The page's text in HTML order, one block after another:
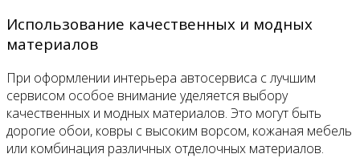
Использование качественных и модных
материалов
При оформлении интерьера автосервиса с лучшим
сервисом особое внимание уделяется выбору
качественных и модных материалов. Это могут быть
дорогие обои, ковры с высоким ворсом, кожаная мебель
или комбинация различных отделочных материалов.